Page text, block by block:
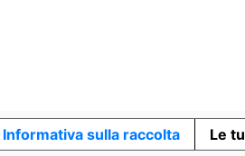
Informativa sulla raccolta Le